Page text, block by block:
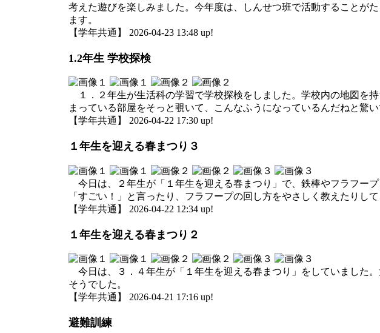
考えた遊びを楽しみました。今年度は、しんせつ班で活動することが
ます。
【学年共通】 2026-04-23 13:48 up!
1.2年生 学校探検
１．２年生が生活科の学習で学校探検をしました。学校内の地図を
まっている部屋をそっと覗いて、こんなふうになっているんだねと驚
【学年共通】 2026-04-22 17:30 up!
１年生を迎える春まつり３
今日は、２年生が「１年生を迎える春まつり」で、鉄棒やフラフー
「すごい！」と言ったり、フラフープの回し方をやさしく教えたりし
【学年共通】 2026-04-22 12:34 up!
１年生を迎える春まつり２
今日は、３．４年生が「１年生を迎える春まつり」をしていました
そうでした。
【学年共通】 2026-04-21 17:16 up!
避難訓練